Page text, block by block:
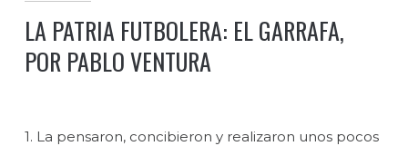
LA PATRIA FUTBOLERA: EL GARRAFA,
POR PABLO VENTURA
1. La pensaron, concibieron y realizaron unos pocos